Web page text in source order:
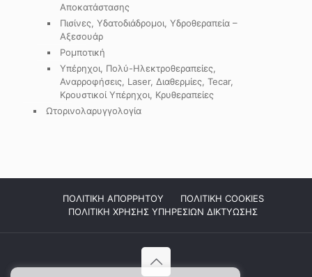
Αποκατάστασης
Πισίνες, Υδατοδιάδρομοι, Υδροθεραπεία –
Αξεσουάρ
Ρομποτική
Υπέρηχοι, Πολύ-Ηλεκτροθεραπείες,
Αναρροφήσεις, Laser, Διαθερμίες, Tecar,
Κρουστικοί Υπέρηχοι, Κρυθεραπείες
Ωτορινολαρυγγολογία
ΠΟΛΙΤΙΚΗ ΑΠΟΡΡΗΤΟΥ
ΠΟΛΙΤΙΚΗ COOKIES
ΠΟΛΙΤΙΚΗ ΧΡΗΣΗΣ ΥΠΗΡΕΣΙΩΝ ΔΙΚΤΥΩΣΗΣ